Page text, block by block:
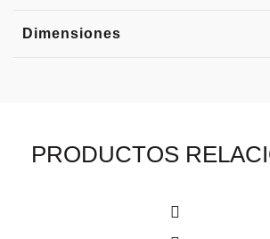
Dimensiones
PRODUCTOS